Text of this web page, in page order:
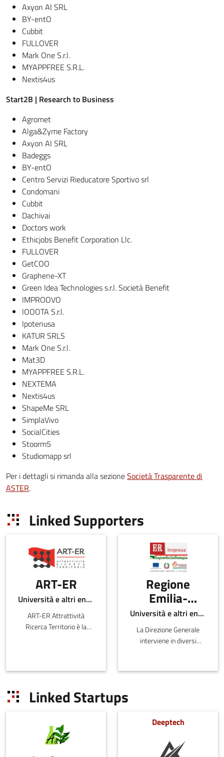
Axyon AI SRL
BY-entO
Cubbit
FULLOVER
Mark One S.r.l.
MYAPPFREE S.R.L.
Nextis4us
Start2B | Research to Business
Agromet
Alga&Zyme Factory
Axyon AI SRL
Badeggs
BY-entO
Centro Servizi Rieducatore Sportivo srl
Condomani
Cubbit
Dachivai
Doctors work
Ethicjobs Benefit Corporation Llc.
FULLOVER
GetCOO
Graphene-XT
Green Idea Technologies s.r.l. Società Benefit
IMPROOVO
IOOOTA S.r.l.
Ipotenusa
KATUR SRLS
Mark One S.r.l.
Mat3D
MYAPPFREE S.R.L.
NEXTEMA
Nextis4us
ShapeMe SRL
SimplaVivo
SocialCities
Stoorm5
Studiomapp srl
Per i dettagli si rimanda alla sezioneSocietà Trasparente di
ASTER.
Linked Supporters
ART-ER
Università e altri enti pubblici
ART-ER Attrattività
Ricerca Territorio è la
favorire la crescita
attr
Regione
Emilia-
Romagna -
Direzione
Generale
della
Università e altri enti pubblici
La Direzione Generale
interviene in diversi
distributivo sul territorio
Linked Startups
Deeptech